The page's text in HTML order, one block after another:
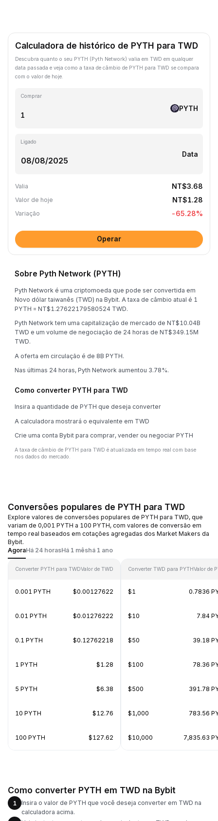
Calculadora de histórico de PYTH para TWD
Descubra quanto o seu PYTH (Pyth Network) valia em TWD em qualquer
data passada e veja como a taxa de câmbio de PYTH para TWD se compara
com o valor de hoje.
Comprar
PYTH
Ligado
Data
Valia NT$3.68
Valor de hoje NT$1.28
Variação -65.28%
Operar
Sobre Pyth Network (PYTH)
Pyth Network é uma criptomoeda que pode ser convertida em
Novo dólar taiwanês (TWD) na Bybit. A taxa de câmbio atual é 1
PYTH = NT$1.27622179580524 TWD.
Pyth Network tem uma capitalização de mercado de NT$10.04B
TWD e um volume de negociação de 24 horas de NT$349.15M
TWD.
A oferta em circulação é de 8B PYTH.
Nas últimas 24 horas, Pyth Network aumentou 3.78%.
Como converter PYTH para TWD
Insira a quantidade de PYTH que deseja converter
A calculadora mostrará o equivalente em TWD
Crie uma conta Bybit para comprar, vender ou negociar PYTH
A taxa de câmbio de PYTH para TWD é atualizada em tempo real com base
nos dados do mercado.
Conversões populares de PYTH para TWD
Explore valores de conversões populares de PYTH para TWD, que
variam de 0,001 PYTH a 100 PYTH, com valores de conversão em
tempo real baseados em cotações agregadas dos Market Makers da
Bybit.
AgoraHá 24 horasHá 1 mêshá 1 ano
Converter PYTH para TWDValor de TWD
0.001 PYTH $0.00127622
0.01 PYTH $0.01276222
0.1 PYTH $0.12762218
1 PYTH $1.28
5 PYTH $6.38
10 PYTH $12.76
100 PYTH $127.62
Converter TWD para PYTHValor de
$1 0.7836
$10 7.84
$50 39.18
$100 78.36
$500 391.78
$1,000 783.56
$10,000 7,835.63
Como converter PYTH em TWD na Bybit
1
Insira o valor de PYTH que você deseja converter em TWD na
calculadora acima.